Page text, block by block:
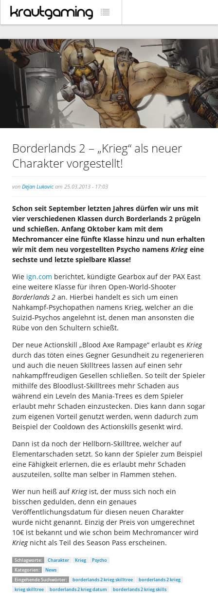
Borderlands 2 – „Krieg“ als neuer
Charakter vorgestellt!
von Dejan Lukovic am 25.03.2013 - 17:03
Schon seit September letzten Jahres dürfen wir uns mit
vier verschiedenen Klassen durch Borderlands 2 prügeln
und schießen. Anfang Oktober kam mit dem
Mechromancer eine fünfte Klasse hinzu und nun erhalten
wir mit dem neu vorgestellten Psycho namens Krieg eine
sechste und letzte spielbare Klasse!
Wie ign.com berichtet, kündigte Gearbox auf der PAX East
eine weitere Klasse für ihren Open-World-Shooter
Borderlands 2 an. Hierbei handelt es sich um einen
Nahkampf-Psychopathen namens Krieg, welcher an die
Suizid-Psychos angelehnt ist, denen man ansonsten die
Rübe von den Schultern schießt.
Der neue Actionskill „Blood Axe Rampage“ erlaubt es Krieg
durch das töten eines Gegner Gesundheit zu regenerieren
und auch die neuen Skilltrees lassen auf einen sehr
nahkampffreudigen Gesellen schließen. So teilt der Spieler
mithilfe des Bloodlust-Skilltrees mehr Schaden aus
während ein Leveln des Mania-Trees es dem Spieler
erlaubt mehr Schaden einzustecken. Dies kann dann sogar
zum eigenen Vorteil genutzt werden, wenn dadurch zum
Beispiel der Cooldown des Actionskills gesenkt wird.
Dann ist da noch der Hellborn-Skilltree, welcher auf
Elementarschaden setzt. So kann der Spieler zum Beispiel
eine Fähigkeit erlernen, die es erlaubt mehr Schaden
auszuteilen, sollte man selber in Flammen stehen.
Wer nun heiß auf Kriegist, der muss sich noch ein
bisschen gedulden, denn ein genaues
Veröffentlichungsdatum für diesen neuen Charakter
wurde nicht genannt. Einzig der Preis von umgerechnet
10€ ist bekannt und wie schon beim Mechromancer wird
Kriegnicht als Teil des Season Pass erscheinen.
Schlagworte: Charakter Krieg
Psycho
Kategorien:
News
Eingehende Suchwörter:
borderlands 2 krieg skilltree
borderlands 2 krieg
krieg skilltree
borderlands 2 krieg datum borderlands 2 krieg skills